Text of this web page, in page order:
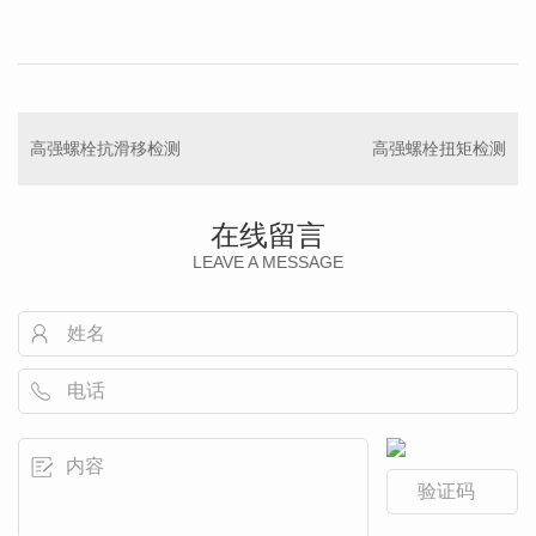
高强螺栓抗滑移检测 高强螺栓扭矩检测
在线留言
LEAVE A MESSAGE